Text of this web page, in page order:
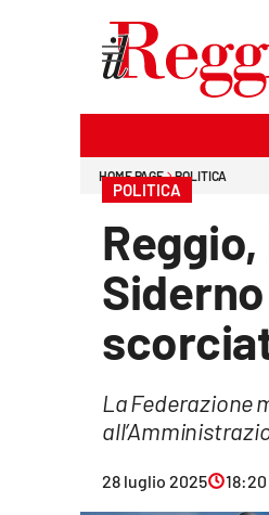
HOME PAGE POLITICA
POLITICA
La Federazione
28 luglio 2025 18:20